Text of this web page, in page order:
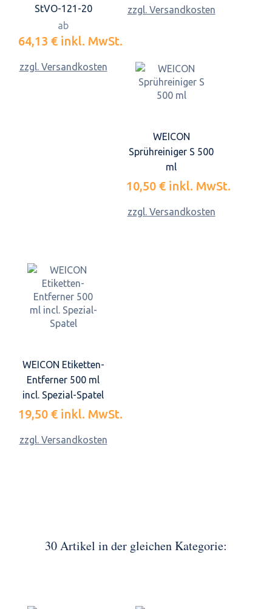
StVO-121-20
ab
64,13 € inkl. MwSt.
zzgl. Versandkosten
zzgl. Versandkosten
WEICON
Sprühreiniger S 500
ml
10,50 € inkl. MwSt.
zzgl. Versandkosten
WEICON Etiketten-
Entferner 500 ml
incl. Spezial-Spatel
19,50 € inkl. MwSt.
zzgl. Versandkosten
30 Artikel in der gleichen Kategorie: